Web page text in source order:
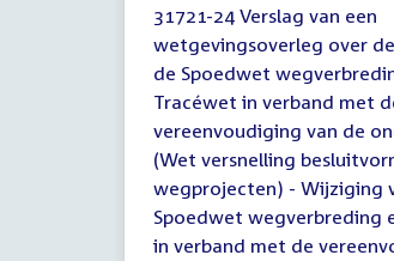
Verslag
van
een
wetgevingsoverleg
31721-24 Verslag van een
wetgevingsoverleg over
de Spoedwet
Tracéwet in verband met
vereenvoudiging van de
(Wet versnelling
wegprojecten) - Wijziging
Spoedwet wegverbreding
in verband met de